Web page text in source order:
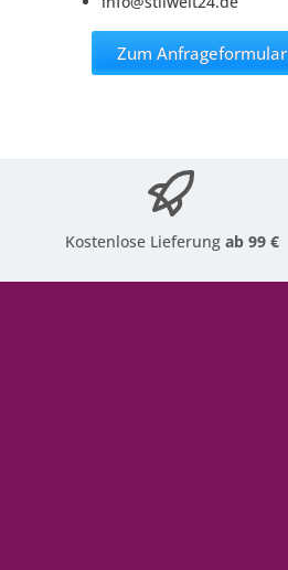
Zum Anfrageformular
Kostenlose Lieferungab 99 €